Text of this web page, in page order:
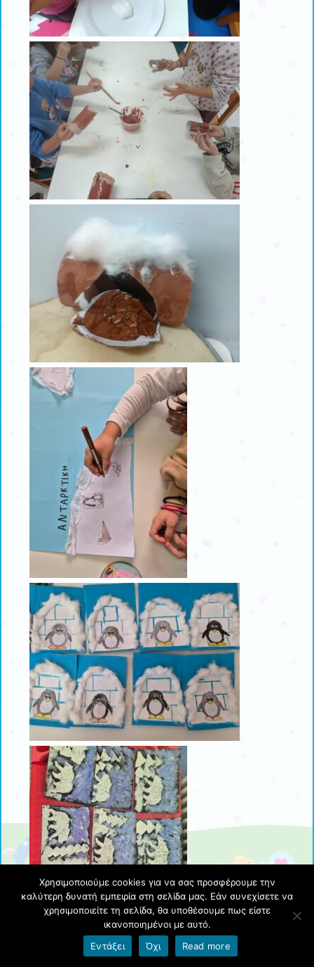
Χρησιμοποιούμε cookies για να σας προσφέρουμε την
καλύτερη δυνατή εμπειρία στη σελίδα μας. Εάν συνεχίσετε να
χρησιμοποιείτε τη σελίδα, θα υποθέσουμε πως είστε
ικανοποιημένοι με αυτό.
Εντάξει
Όχι Read more